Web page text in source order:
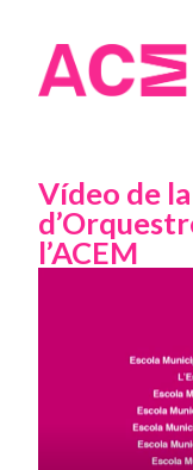
Vídeo de
l’ACEM